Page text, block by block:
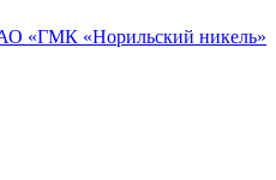
«ГМК «Норильский никель»